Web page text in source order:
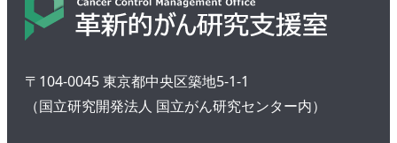
〒104-0045 東京都中央区築地5-1-1
（国立研究開発法人 国立がん研究センター内）